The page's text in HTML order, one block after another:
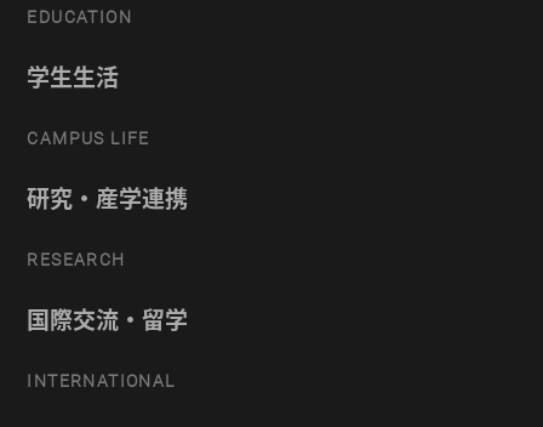
EDUCATION
学生生活
CAMPUS LIFE
研究・産学連携
RESEARCH
国際交流・留学
INTERNATIONAL